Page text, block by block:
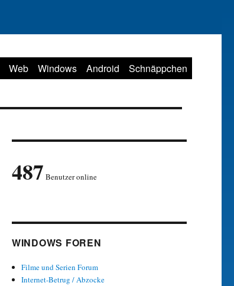
Web Windows Android Schnäppchen
487 Benutzer online
WINDOWS FOREN
Filme und Serien Forum
Internet-Betrug / Abzocke